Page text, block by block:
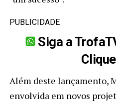
PUBLICIDADE
Siga a
Além deste lançamento,
envolvida em novos